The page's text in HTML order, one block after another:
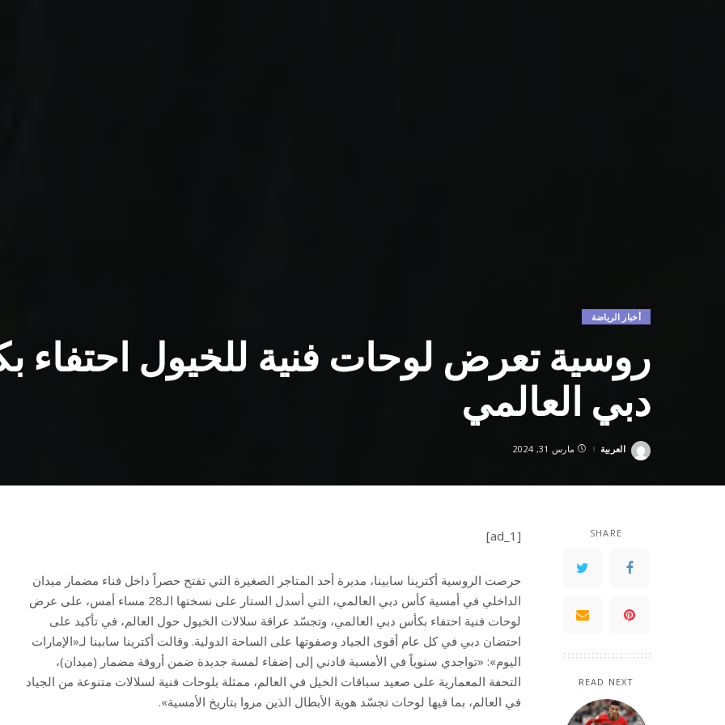
أخبار الرياضة
روسية تعرض لوحات فنية للخيول احتفاء
دبي العالمي
Posted
العربية مارس 31, 2024
SHARE
READ NEXT
[ad_1]
حرصت الروسية أكترينا سابينا، مديرة أحد المتاجر الصغيرة التي تفتح حصراً داخل فناء مضمار ميدان
الداخلي في أمسية كأس دبي العالمي، التي أسدل الستار على نسختها الـ28 مساء أمس، على عرض
لوحات فنية احتفاء بكأس دبي العالمي، وتجسّد عراقة سلالات الخيول حول العالم، في تأكيد على
احتضان دبي في كل عام أقوى الجياد وصفوتها على الساحة الدولية. وقالت أكترينا سابينا لـ«الإمارات
اليوم»: «تواجدي سنوياً في الأمسية قادني إلى إضفاء لمسة جديدة ضمن أروقة مضمار (ميدان)،
التحفة المعمارية على صعيد سباقات الخيل في العالم، ممثلة بلوحات فنية لسلالات متنوعة من الجياد
في العالم، بما فيها لوحات تجسّد هوية الأبطال الذين مروا بتاريخ الأمسية».